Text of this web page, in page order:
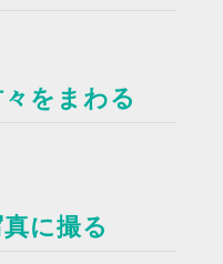
をまわる
に撮る